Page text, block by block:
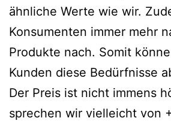
ähnliche Werte wie wir.
Konsumenten immer mehr
Produkte nach. Somit
Kunden diese Bedürfnisse
Der Preis ist nicht immens
sprechen wir vielleicht von